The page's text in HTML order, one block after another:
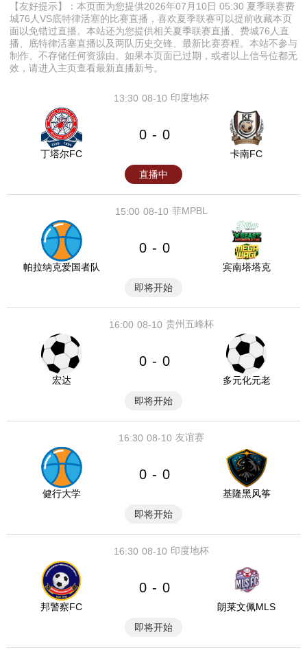
【友好提示】：本页面为您提供2026年07月10日 05:30 夏季联赛费
城76人VS底特律活塞的比赛直播，喜欢夏季联赛可以提前收藏本页
面以免错过直播。本站还为您提供相关夏季联赛直播、费城76人直
播、底特律活塞直播以及两队历史交锋、最新比赛赛程。本站不参与
制作、不存储任何资源由。如果本页面已过期，或者以上信号位都无
效，请进入主页查看最新直播新号。
08-10
13:30 印度地杯
丁塔尔FC
0 - 0
卡南FC
直播中
08-10
15:00 菲MPBL
帕拉纳克爱国者队
0 - 0
宾南塔塔克
即将开始
08-10
16:00 贵州五峰杯
宏达
0 - 0
多元化元老
即将开始
08-10
16:30 友谊赛
健行大学
0 - 0
基隆黑风筝
即将开始
08-10
16:30 印度地杯
邦警察FC
0 - 0
朗莱文佩MLS
即将开始